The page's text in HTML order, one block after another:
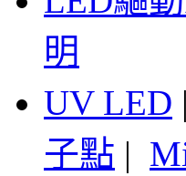
明
UV LED
子點 |